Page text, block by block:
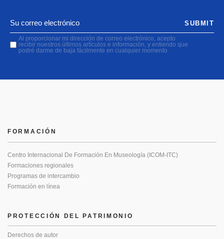
Al proporcionar mi dirección de correo electrónico, acepto
recibir nuestros últimos artículos e información, y entiendo que
podré darme de baja fácilmente en cualquier momento
SUBMIT
PROTECCIÓN DEL PATRIMONIO
Derechos de autor
FORMACIÓN
Centro Internacional De Formación En Museología (ICOM-ITC)
Formaciones regionales
Programas de intercambio
Formación en línea